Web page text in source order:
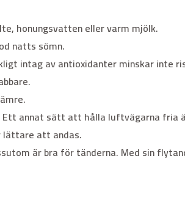
honungsvatten eller varm mjölk.
natts sömn.
intag av antioxidanter minskar inte
annat sätt att hålla luftvägarna fria
att andas.
är bra för tänderna. Med sin